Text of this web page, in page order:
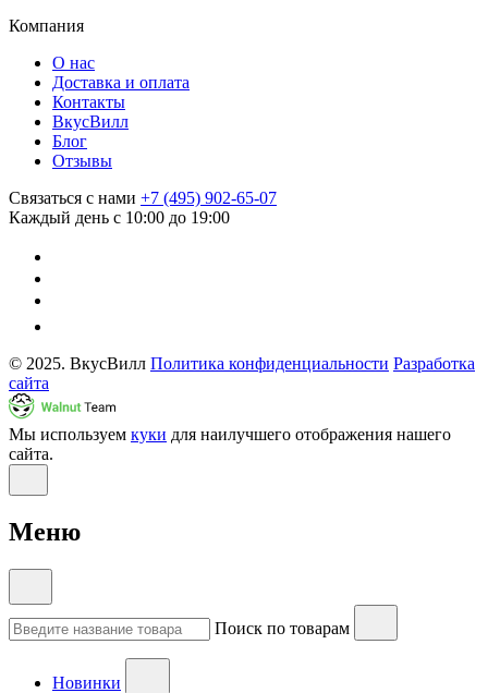
Компания
О нас
Доставка и оплата
Контакты
ВкусВилл
Блог
Отзывы
Связаться с нами +7 (495) 902-65-07
Каждый день с 10:00 до 19:00
© 2025. ВкусВилл Политика конфиденциальности Разработка
сайта
Мы используем куки для наилучшего отображения нашего
сайта.
Меню
Поиск по товарам
Новинки